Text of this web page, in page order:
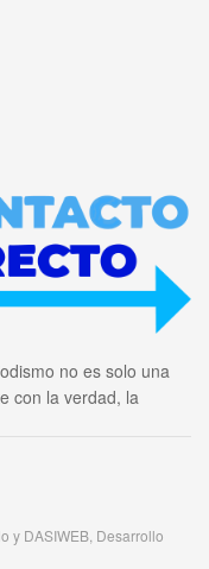
no es solo una
con la verdad, la
y DASIWEB, Desarrollo